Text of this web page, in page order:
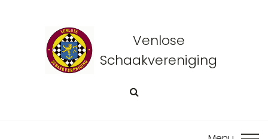
Venlose
Schaakvereniging